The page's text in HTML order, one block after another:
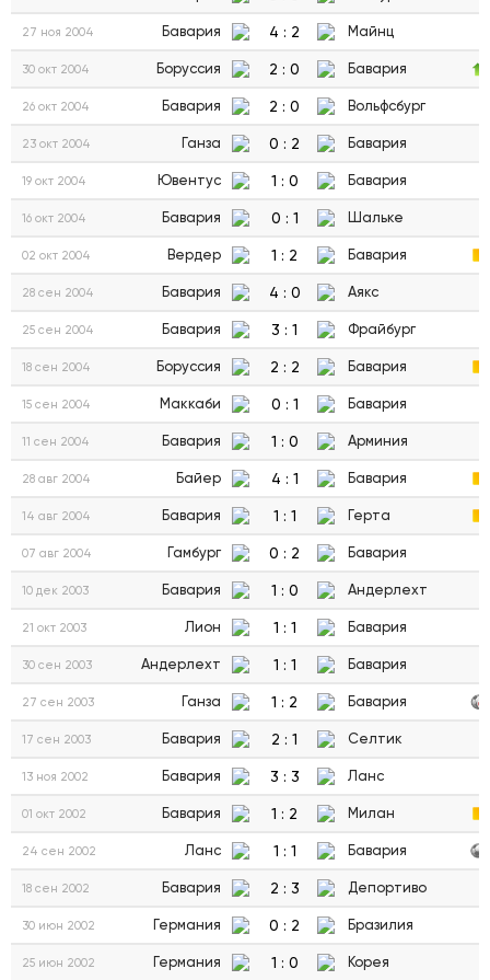
27 ноя 2004 Бавария 4 : 2 Майнц
30 окт 2004 Боруссия 2 : 0 Бавария
26 окт 2004 Бавария 2 : 0 Вольфсбург
23 окт 2004 Ганза 0 : 2 Бавария
19 окт 2004 Ювентус 1 : 0 Бавария
16 окт 2004 Бавария 0 : 1 Шальке
02 окт 2004 Вердер 1 : 2 Бавария
28 сен 2004 Бавария 4 : 0 Аякс
25 сен 2004 Бавария 3 : 1 Фрайбург
18 сен 2004 Боруссия 2 : 2 Бавария
15 сен 2004 Маккаби 0 : 1 Бавария
11 сен 2004 Бавария 1 : 0 Арминия
28 авг 2004 Байер 4 : 1 Бавария
14 авг 2004 Бавария 1 : 1 Герта
07 авг 2004 Гамбург 0 : 2 Бавария
10 дек 2003 Бавария 1 : 0 Андерлехт
21 окт 2003 Лион 1 : 1 Бавария
30 сен 2003 Андерлехт 1 : 1 Бавария
27 сен 2003 Ганза 1 : 2 Бавария
17 сен 2003 Бавария 2 : 1 Селтик
13 ноя 2002 Бавария 3 : 3 Ланс
01 окт 2002 Бавария 1 : 2 Милан
24 сен 2002 Ланс 1 : 1 Бавария
18 сен 2002 Бавария 2 : 3 Депортиво
30 июн 2002 Германия 0 : 2 Бразилия
25 июн 2002 Германия 1 : 0 Корея